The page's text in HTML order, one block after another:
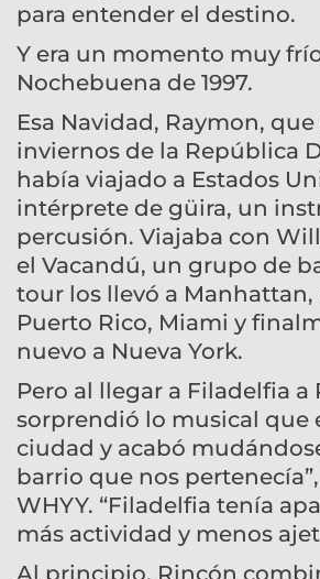
para entender el destino.
Y era un momento muy
Nochebuena de 1997.
Esa Navidad, Raymon,
inviernos de la República
había viajado a Estados
intérprete de güira, un
percusión. Viajaba con
el Vacandú, un grupo de
tour los llevó a Manhattan,
Puerto Rico, Miami y
nuevo a Nueva York.
Pero al llegar a Filadelfia a
sorprendió lo musical que
ciudad y acabó
barrio que nos
WHYY. “Filadelfia tenía
más actividad y menos
Al principio, Rincón